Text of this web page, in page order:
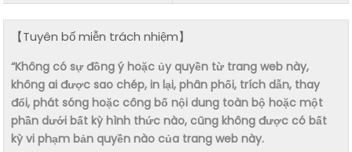
【Tuyên bố miễn trách nhiệm】
“Không có sự đồng ý hoặc ủy quyền từ trang web này,
không ai được sao chép, in lại, phân phối, trích dẫn, thay
đổi, phát sóng hoặc công bố nội dung toàn bộ hoặc một
phần dưới bất kỳ hình thức nào, cũng không được có bất
kỳ vi phạm bản quyền nào của trang web này.